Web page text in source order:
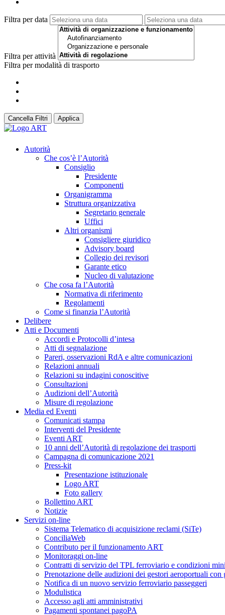
Filtra per data
Filtra per attività
Filtra per modalità di trasporto
Cancella Filtri Applica
Autorità
Che cos’è l’Autorità
Consiglio
Presidente
Componenti
Organigramma
Struttura organizzativa
Segretario generale
Uffici
Altri organismi
Consigliere giuridico
Advisory board
Collegio dei revisori
Garante etico
Nucleo di valutazione
Che cosa fa l’Autorità
Normativa di riferimento
Regolamenti
Come si finanzia l’Autorità
Delibere
Atti e Documenti
Accordi e Protocolli d’intesa
Atti di segnalazione
Pareri, osservazioni RdA e altre comunicazioni
Relazioni annuali
Relazioni su indagini conoscitive
Consultazioni
Audizioni dell’Autorità
Misure di regolazione
Media ed Eventi
Comunicati stampa
Interventi del Presidente
Eventi ART
10 anni dell’Autorità di regolazione dei trasporti
Campagna di comunicazione 2021
Press-kit
Presentazione istituzionale
Logo ART
Foto gallery
Bollettino ART
Notizie
Servizi on-line
Sistema Telematico di acquisizione reclami (SiTe)
ConciliaWeb
Contributo per il funzionamento ART
Monitoraggi on-line
Contratti di servizio del TPL ferroviario e condizioni
Prenotazione delle audizioni dei gestori aeroportuali con
Notifica di un nuovo servizio ferroviario passeggeri
Modulistica
Accesso agli atti amministrativi
Pagamenti spontanei pagoPA